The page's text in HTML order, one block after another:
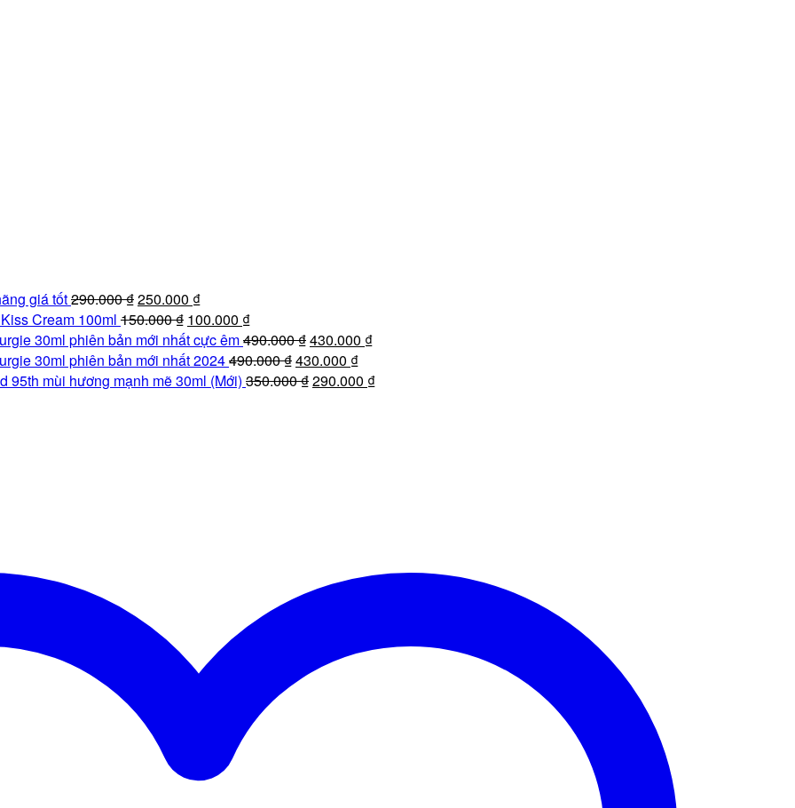
giá tốt290.000₫Giá
gốc
là:
290.000 ₫.
250.000 ₫Giá
hiện
tại
là:
250.000 ₫.
Cream 100ml 150.000₫ Giá
gốc
là:
150.000 ₫.
100.000 ₫Giá
hiện
tại
là:
30ml phiên bản mới nhất cực êm490.000₫Giá
gốc
là:
430.000 ₫Giá
tại
30ml phiên bản mới nhất 2024490.000₫Giá
gốc
430.000 ₫Giá
hiện
95th mùi hương mạnh mẽ 30ml (Mới) 350.000₫Giá
290.000 ₫Giá